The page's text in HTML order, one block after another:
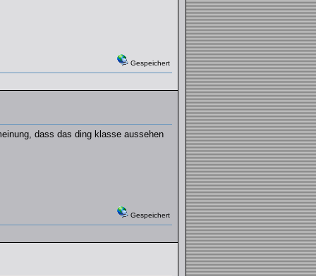
Gespeichert
dass das ding klasse aussehen
Gespeichert